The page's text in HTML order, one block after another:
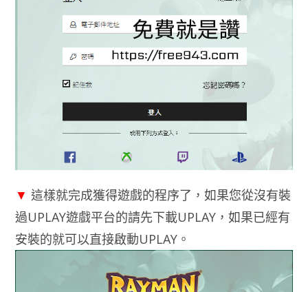
▼ 這樣就完成獲得遊戲的程序了，如果您從沒有裝
過UPLAY遊戲平台的請先下載UPLAY，如果已經有
安裝的就可以直接啟動UPLAY。